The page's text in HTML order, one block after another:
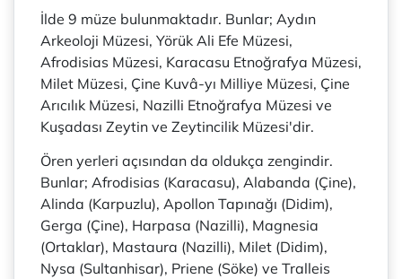
İlde 9 müze bulunmaktadır. Bunlar; Aydın
Arkeoloji Müzesi, Yörük Ali Efe Müzesi,
Afrodisias Müzesi, Karacasu Etnoğrafya Müzesi,
Milet Müzesi, Çine Kuvâ-yı Milliye Müzesi, Çine
Arıcılık Müzesi, Nazilli Etnoğrafya Müzesi ve
Kuşadası Zeytin ve Zeytincilik Müzesi'dir.
Ören yerleri açısından da oldukça zengindir.
Bunlar; Afrodisias (Karacasu), Alabanda (Çine),
Alinda (Karpuzlu), Apollon Tapınağı (Didim),
Gerga (Çine), Harpasa (Nazilli), Magnesia
(Ortaklar), Mastaura (Nazilli), Milet (Didim),
Nysa (Sultanhisar), Priene (Söke) ve Tralleis